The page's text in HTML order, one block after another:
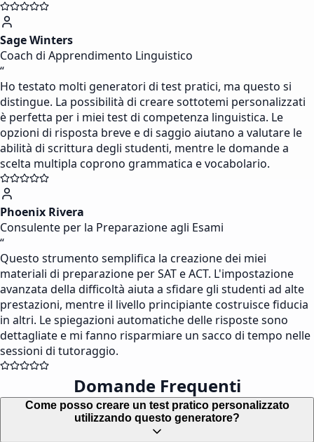
Sage Winters
Coach di Apprendimento Linguistico
“
Ho testato molti generatori di test pratici, ma questo si
distingue. La possibilità di creare sottotemi personalizzati
è perfetta per i miei test di competenza linguistica. Le
opzioni di risposta breve e di saggio aiutano a valutare le
abilità di scrittura degli studenti, mentre le domande a
scelta multipla coprono grammatica e vocabolario.
Phoenix Rivera
Consulente per la Preparazione agli Esami
“
Questo strumento semplifica la creazione dei miei
materiali di preparazione per SAT e ACT. L'impostazione
avanzata della difficoltà aiuta a sfidare gli studenti ad alte
prestazioni, mentre il livello principiante costruisce fiducia
in altri. Le spiegazioni automatiche delle risposte sono
dettagliate e mi fanno risparmiare un sacco di tempo nelle
sessioni di tutoraggio.
Domande Frequenti
Come posso creare un test pratico personalizzato
utilizzando questo generatore?